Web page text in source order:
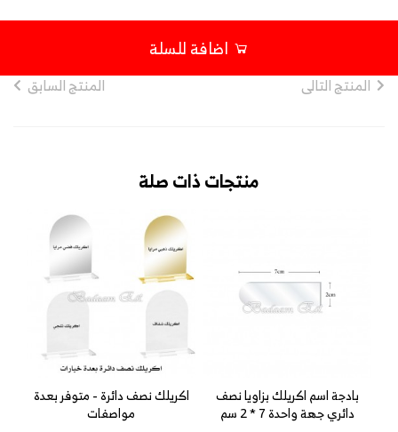
اضافة للسلة
المنتج التالى المنتج السابق
منتجات ذات صلة
بادجة اسم اكريلك بزاويا نصف
دائري جهة واحدة 7 * 2 سم
اكريلك نصف دائرة - متوفر بعدة
مواصفات